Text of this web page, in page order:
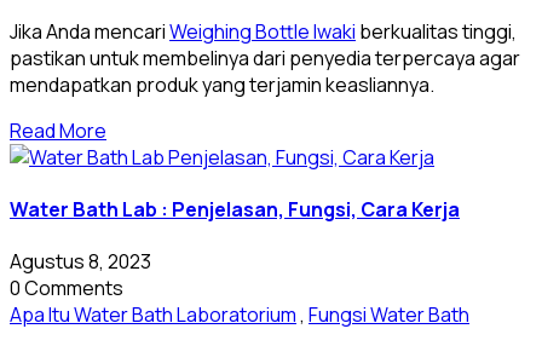
Jika Anda mencariWeighing Bottle Iwaki berkualitas tinggi,
pastikan untuk membelinya dari penyedia terpercaya agar
mendapatkan produk yang terjamin keasliannya.
Read More
Water Bath Lab : Penjelasan, Fungsi, Cara Kerja
Agustus 8, 2023
0 Comments
Apa Itu Water Bath Laboratorium, Fungsi Water Bath